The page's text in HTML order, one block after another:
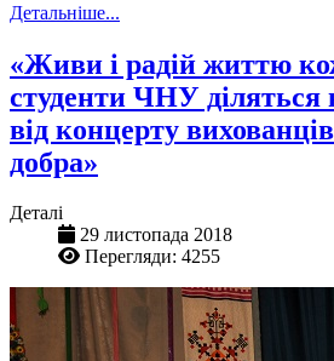
Детальніше...
«Живи і радій життю
студенти ЧНУ
від концерту
добра»
Деталі
29 листопада 2018
Перегляди: 4255